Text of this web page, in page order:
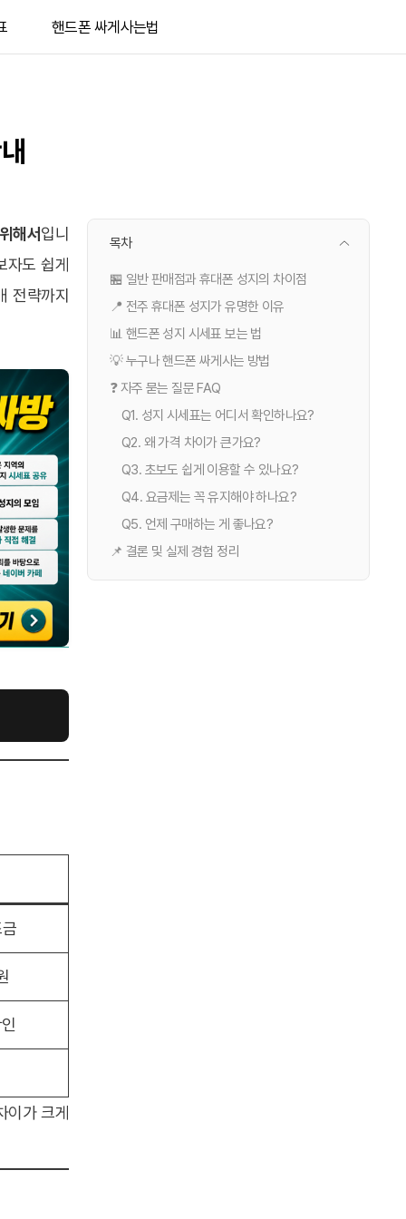
핸드폰 싸게사는법
목차
🏪 일반 판매점과 휴대폰 성지의 차이점
📍 전주 휴대폰 성지가 유명한 이유
📊 핸드폰 성지 시세표 보는 법
💡 누구나 핸드폰 싸게사는 방법
❓ 자주 묻는 질문 FAQ
Q1. 성지 시세표는 어디서 확인하나요?
Q2. 왜 가격 차이가 큰가요?
Q3. 초보도 쉽게 이용할 수 있나요?
Q4. 요금제는 꼭 유지해야 하나요?
Q5. 언제 구매하는 게 좋나요?
📌 결론 및 실제 경험 정리
해서입니
도 쉽게
전략까지
가 크게